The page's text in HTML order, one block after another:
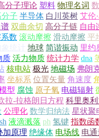
分子理论 塑料 物理名词
子 半导体 白川英树 艾伦
双曲余切 高分子链 自由
数 滚动摩擦 滑动摩擦 平
地球 简谐振动 里约
质 活力物质 统计力学 dna
核电站 极光 地磁场 弗朗
坐标系 位置矢量 角速度
型 腐蚀 原子氧 电磁辐射
拉-拉格朗日方程 科里奥利
公理化 数学归纳法 星状聚
液滴溅落 ph 氢键 指数函
加原理 绝缘体 电场线 电